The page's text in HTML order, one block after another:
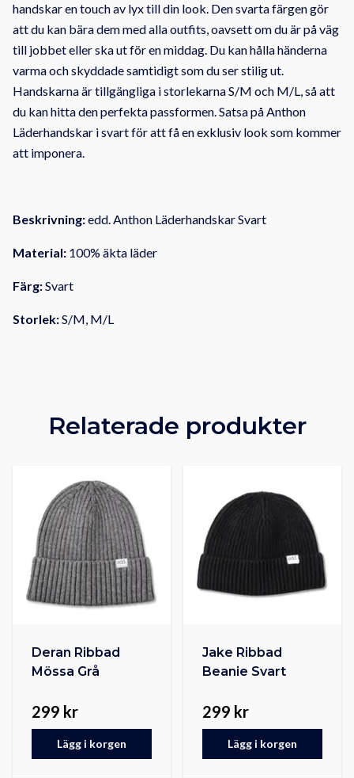
handskar en touch av lyx till din look. Den svarta färgen gör
att du kan bära dem med alla outfits, oavsett om du är på väg
till jobbet eller ska ut för en middag. Du kan hålla händerna
varma och skyddade samtidigt som du ser stilig ut.
Handskarna är tillgängliga i storlekarna S/M och M/L, så att
du kan hitta den perfekta passformen. Satsa på Anthon
Läderhandskar i svart för att få en exklusiv look som kommer
att imponera.
Beskrivning:edd. Anthon Läderhandskar Svart
Material: 100% äkta läder
Färg:Svart
Storlek:S/M, M/L
Relaterade produkter
Deran Ribbad
Mössa Grå
299 kr
Lägg i korgen
Jake Ribbad
Beanie Svart
299 kr
Lägg i korgen